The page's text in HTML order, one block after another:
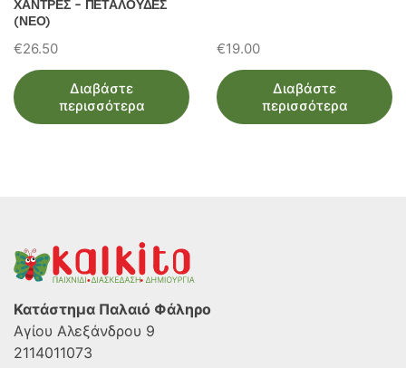
ΧΑΝΤΡΕΣ – ΠΕΤΑΛΟΥΔΕΣ
(ΝΕΟ)
€26.50
Διαβάστε
περισσότερα
€19.00
Διαβάστε
περισσότερα
Κατάστημα Παλαιό Φάληρο
Αγίου Αλεξάνδρου 9
2114011073